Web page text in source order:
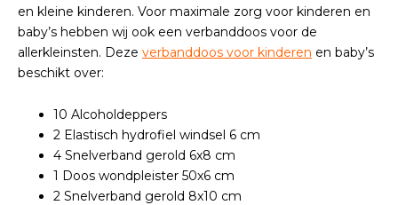
en kleine kinderen. Voor maximale zorg voor kinderen en
baby’s hebben wij ook een verbanddoos voor de
allerkleinsten. Deze verbanddoos voor kinderen en baby’s
beschikt over:
10 Alcoholdeppers
2 Elastisch hydrofiel windsel 6 cm
4 Snelverband gerold 6x8 cm
1 Doos wondpleister 50x6 cm
2 Snelverband gerold 8x10 cm